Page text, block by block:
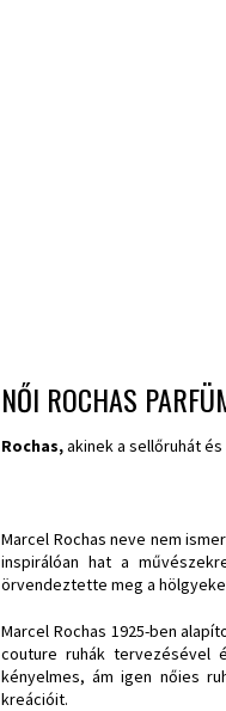
NŐI ROCHAS
Rochas,akinek a sellőruhát
Marcel Rochas neve nem
inspirálóan hat a
örvendeztette meg a
Marcel Rochas 1925-ben
couture ruhák tervezésével
kényelmes, ám igen nőies
kreációit.